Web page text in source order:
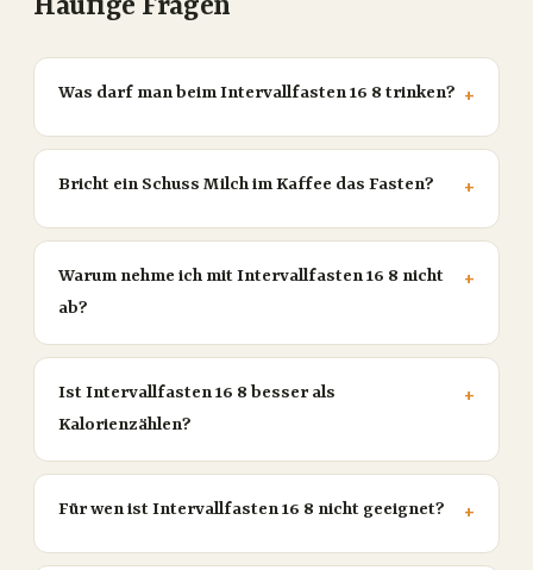
Was darf man beim Intervallfasten 16 8 trinken?
Bricht ein Schuss Milch im Kaffee das Fasten?
Warum nehme ich mit Intervallfasten 16 8 nicht
ab?
Ist Intervallfasten 16 8 besser als
Kalorienzählen?
Für wen ist Intervallfasten 16 8 nicht geeignet?